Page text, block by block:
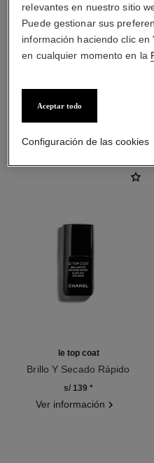
LA
le top coat
Brillo Y Secado Rápido
s/ 139 *
Ver información
relevantes en nuestro sitio
Puede gestionar sus
información haciendo clic
en cualquier momento en la
Aceptar todo
Configuración de las cookies